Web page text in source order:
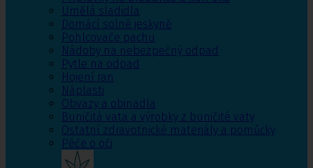
Umělá sladidla
Domácí solné jeskyně
Pohlcovače pachu
Nádoby na nebezpečný odpad
Pytle na odpad
Hojení ran
Náplasti
Obvazy a obinadla
Buničitá vata a výrobky z buničité vaty
Ostatní zdravotnické materiály a pomůcky
Péče o oči